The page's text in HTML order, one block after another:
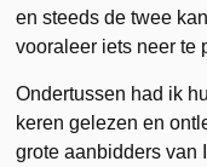
en steeds de twee
vooraleer iets neer te
Ondertussen had ik
keren gelezen en
grote aanbidders van